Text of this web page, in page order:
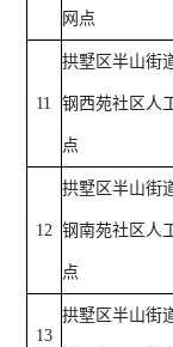
网点
11
拱墅区半山街
钢西苑社区人
点
12
拱墅区半山街
钢南苑社区人
点
13
拱墅区半山街